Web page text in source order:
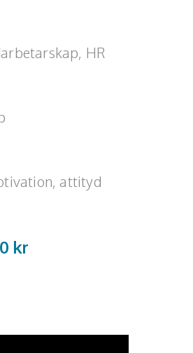
HR
attityd
kr
att gå från ord till